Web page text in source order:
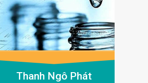
Thanh Ngô Phát